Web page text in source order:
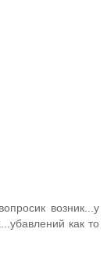
возник...у
как то